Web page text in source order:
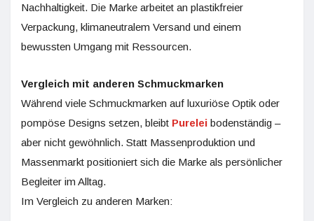
Nachhaltigkeit. Die Marke arbeitet an plastikfreier
Verpackung, klimaneutralem Versand und einem
bewussten Umgang mit Ressourcen.
Vergleich mit anderen Schmuckmarken
Während viele Schmuckmarken auf luxuriöse Optik oder
pompöse Designs setzen, bleibt Purelei bodenständig –
aber nicht gewöhnlich. Statt Massenproduktion und
Massenmarkt positioniert sich die Marke als persönlicher
Begleiter im Alltag.
Im Vergleich zu anderen Marken: